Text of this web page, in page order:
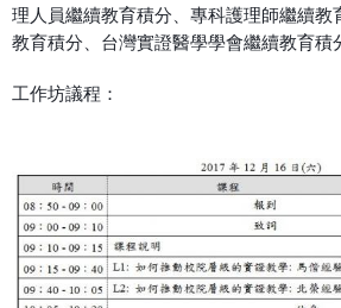
理人員繼續教育積分、專科護理師繼續教
教育積分、台灣實證醫學學會繼續教育積
工作坊議程：